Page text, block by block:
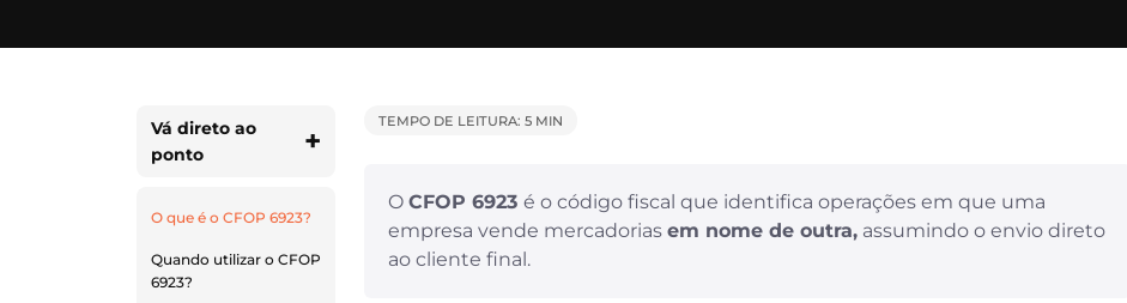
Vá direto ao
ponto
O que é o CFOP 6923?
Quando utilizar o CFOP
6923?
TEMPO DE LEITURA: 5 MIN
O CFOP 6923 é o código fiscal que identifica operações em que uma
empresa vende mercadorias em nome de outra, assumindo o envio direto
ao cliente final.